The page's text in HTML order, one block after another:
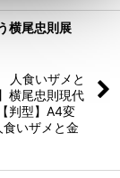
横尾忠則展
人食いザメと
横尾忠則現代
判型】A4変
いザメと金